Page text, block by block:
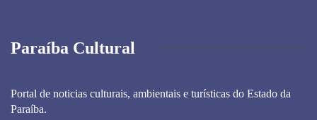
Paraíba Cultural
Portal de noticias culturais, ambientais e turísticas do Estado da
Paraíba.